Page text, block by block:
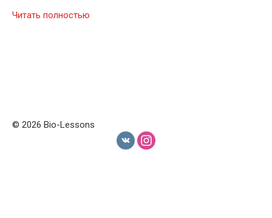
Читать полностью
© 2026 Bio-Lessons